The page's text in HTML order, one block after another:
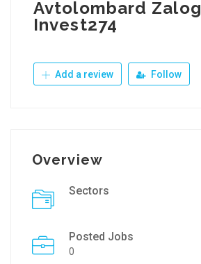
Avtolombard Zalog
Invest274
Add a review Follow
Overview
Sectors
Posted Jobs
0